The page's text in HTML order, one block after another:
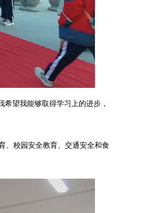
望我能够取得学习上的进步，
、校园安全教育、交通安全和食